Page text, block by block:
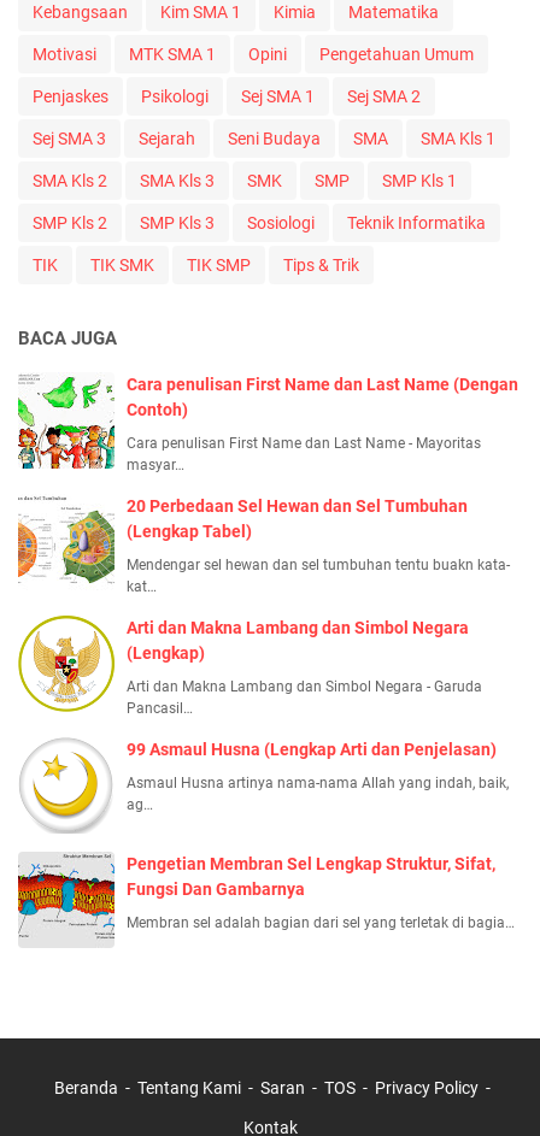
Kebangsaan Kim SMA 1 Kimia Matematika
Motivasi MTK SMA 1 Opini Pengetahuan Umum
Penjaskes Psikologi Sej SMA 1 Sej SMA 2
Sej SMA 3 Sejarah Seni Budaya SMA SMA Kls 1
SMA Kls 2 SMA Kls 3 SMK SMP SMP Kls 1
SMP Kls 2 SMP Kls 3 Sosiologi Teknik Informatika
TIK TIK SMK TIK SMP Tips & Trik
BACA JUGA
Cara penulisan First Name dan Last Name (Dengan
Contoh)
Cara penulisan First Name dan Last Name - Mayoritas
masyar…
20 Perbedaan Sel Hewan dan Sel Tumbuhan
(Lengkap Tabel)
Mendengar sel hewan dan sel tumbuhan tentu buakn kata-
kat…
Arti dan Makna Lambang dan Simbol Negara
(Lengkap)
Arti dan Makna Lambang dan Simbol Negara - Garuda
Pancasil…
99 Asmaul Husna (Lengkap Arti dan Penjelasan)
Asmaul Husna artinya nama-nama Allah yang indah, baik,
ag…
Pengetian Membran Sel Lengkap Struktur, Sifat,
Fungsi Dan Gambarnya
Membran sel adalah bagian dari sel yang terletak di bagia…
Beranda Tentang Kami Saran TOS Privacy Policy
Kontak